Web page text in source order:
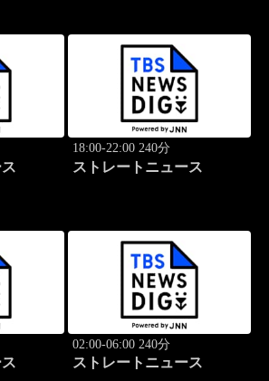
18:00-22:00 240分
ストレートニュース
02:00-06:00 240分
ストレートニュース